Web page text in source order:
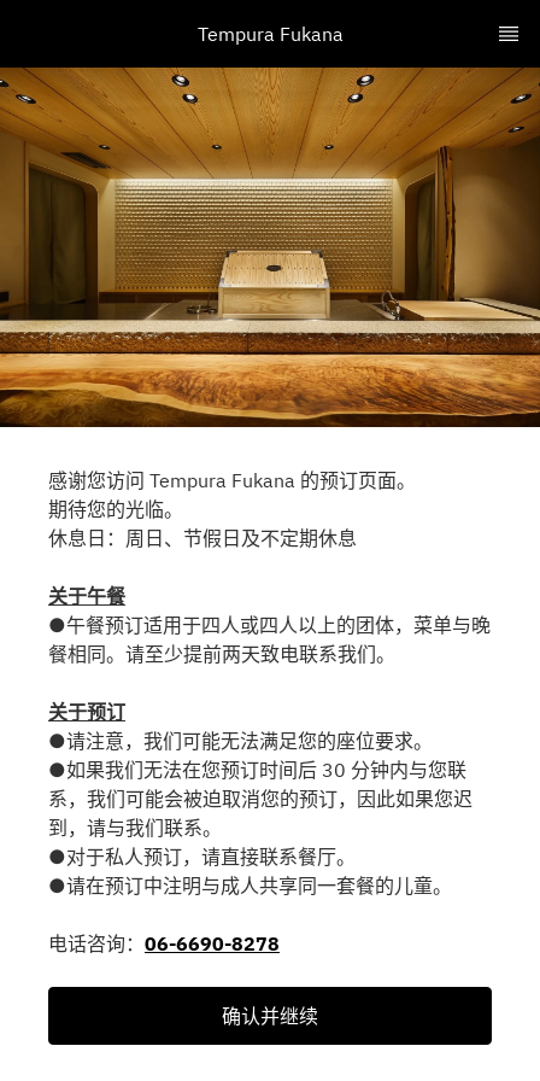
Tempura Fukana
感谢您访问 Tempura Fukana 的预订页面。
期待您的光临。
休息日：周日、节假日及不定期休息
关于午餐
●午餐预订适用于四人或四人以上的团体，菜单与晚
餐相同。请至少提前两天致电联系我们。
关于预订
●请注意，我们可能无法满足您的座位要求。
●如果我们无法在您预订时间后 30 分钟内与您联
系，我们可能会被迫取消您的预订，因此如果您迟
到，请与我们联系。
●对于私人预订，请直接联系餐厅。
●请在预订中注明与成人共享同一套餐的儿童。
电话咨询： 06-6690-8278
确认并继续